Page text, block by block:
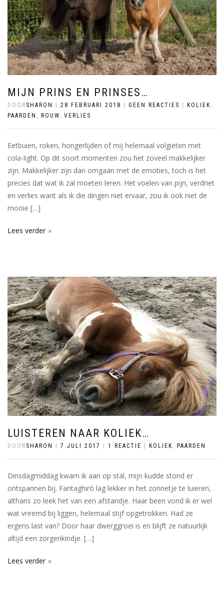
MIJN PRINS EN PRINSES…
DOOR SHARON | 28 FEBRUARI 2018 | GEEN REACTIES | KOLIEK
PAARDEN
ROUW VERLIES
Eetbuien, roken, hongerlijden of mij helemaal volgieten met
cola-light. Op dit soort momenten zou het zoveel makkelijker
zijn. Makkelijker zijn dan omgaan met de emoties, toch is het
precies dat wat ik zal moeten leren. Het voelen van pijn, verdriet
en verlies want als ik die dingen niet ervaar, zou ik ook niet de
mooie […]
Lees verder
LUISTEREN NAAR KOLIEK…
DOOR SHARON 7 JULI 2017 1 REACTIE KOLIEK, PAARDEN
Dinsdagmiddag kwam ik aan op stal, mijn kudde stond er
ontspannen bij. Fantaghirò lag lekker in het zonnetje te luieren,
althans zo leek het van een afstandje. Haar been vond ik er wel
wat vreemd bij liggen, helemaal stijf opgetrokken. Had ze
ergens last van? Door haar dwerggroei is en blijft ze natuurlijk
altijd een zorgenkindje. […]
Lees verder